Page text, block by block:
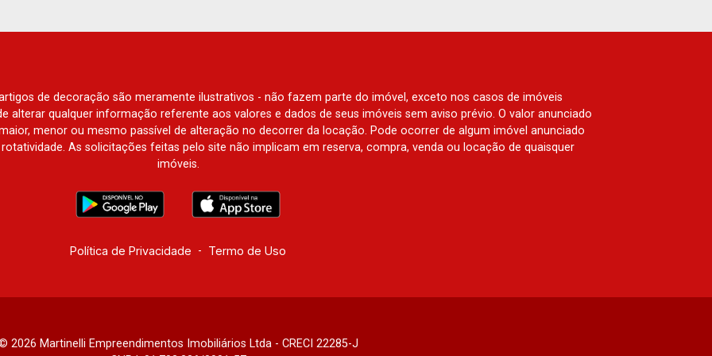
de decoração são meramente ilustrativos - não fazem parte do imóvel, exceto nos casos de imóveis
alterar qualquer informação referente aos valores e dados de seus imóveis sem aviso prévio. O valor anunciado
menor ou mesmo passível de alteração no decorrer da locação. Pode ocorrer de algum imóvel anunciado
As solicitações feitas pelo site não implicam em reserva, compra, venda ou locação de quaisquer
imóveis.
Política de Privacidade - Termo de Uso
2026 Martinelli Empreendimentos Imobiliários Ltda - CRECI 22285-J